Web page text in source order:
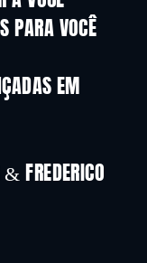
PARA VOCÊ
EM
FREDERICO